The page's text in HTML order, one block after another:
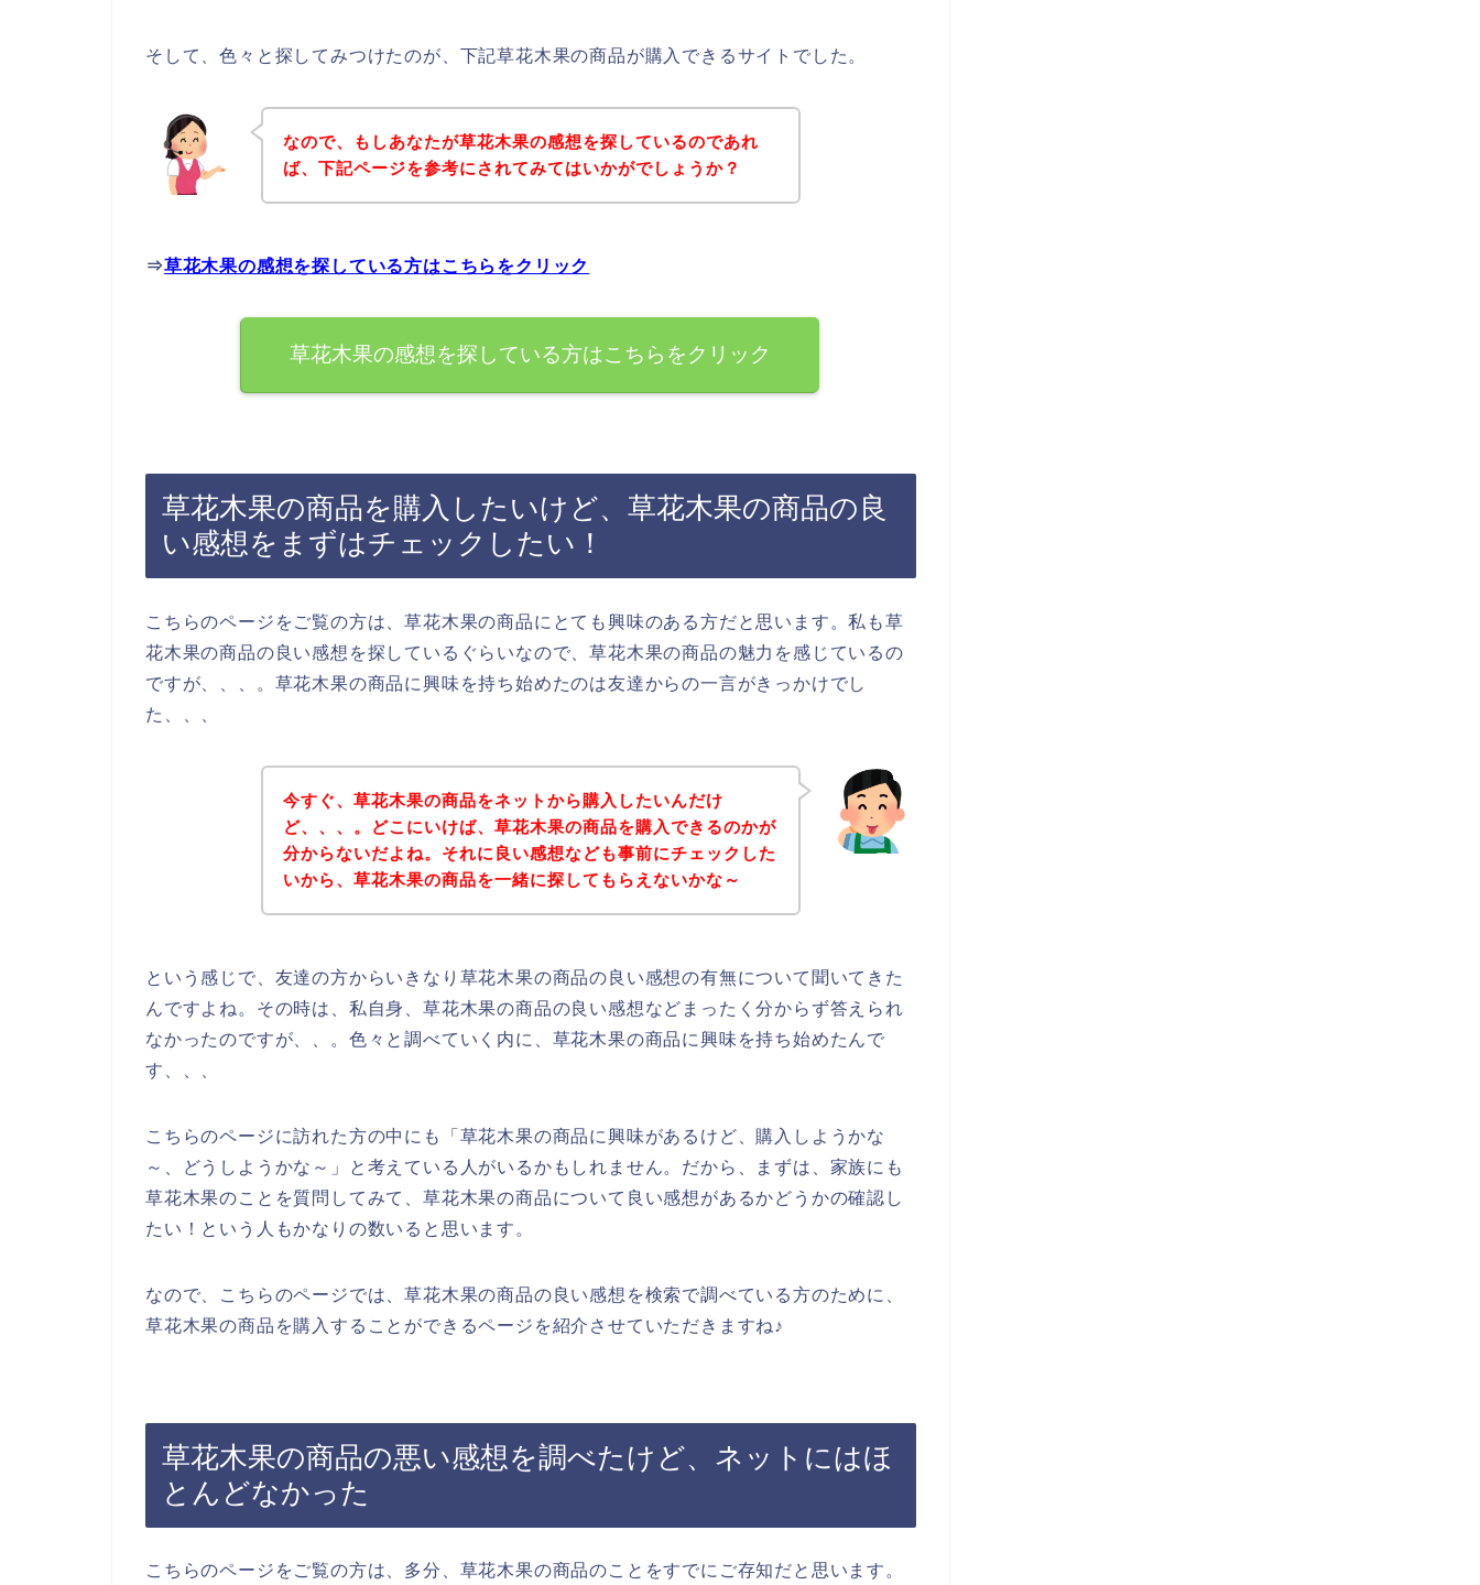
そして、色々と探してみつけたのが、下記草花木果の商品が購入できるサイトでした。
なので、もしあなたが草花木果の感想を探しているのであれ
ば、下記ページを参考にされてみてはいかがでしょうか？
⇒草花木果の感想を探している方はこちらをクリック
草花木果の感想を探している方はこちらをクリック
草花木果の商品を購入したいけど、草花木果の商品の良
い感想をまずはチェックしたい！
こちらのページをご覧の方は、草花木果の商品にとても興味のある方だと思います。私も草
花木果の商品の良い感想を探しているぐらいなので、草花木果の商品の魅力を感じているの
ですが、、、。草花木果の商品に興味を持ち始めたのは友達からの一言がきっかけでし
た、、、
今すぐ、草花木果の商品をネットから購入したいんだけ
ど、、、。どこにいけば、草花木果の商品を購入できるのかが
分からないだよね。それに良い感想なども事前にチェックした
いから、草花木果の商品を一緒に探してもらえないかな～
という感じで、友達の方からいきなり草花木果の商品の良い感想の有無について聞いてきた
んですよね。その時は、私自身、草花木果の商品の良い感想などまったく分からず答えられ
なかったのですが、、。色々と調べていく内に、草花木果の商品に興味を持ち始めたんで
す、、、
こちらのページに訪れた方の中にも「草花木果の商品に興味があるけど、購入しようかな
～、どうしようかな～」と考えている人がいるかもしれません。だから、まずは、家族にも
草花木果のことを質問してみて、草花木果の商品について良い感想があるかどうかの確認し
たい！という人もかなりの数いると思います。
なので、こちらのページでは、草花木果の商品の良い感想を検索で調べている方のために、
草花木果の商品を購入することができるページを紹介させていただきますね♪
草花木果の商品の悪い感想を調べたけど、ネットにはほ
とんどなかった
こちらのページをご覧の方は、多分、草花木果の商品のことをすでにご存知だと思います。